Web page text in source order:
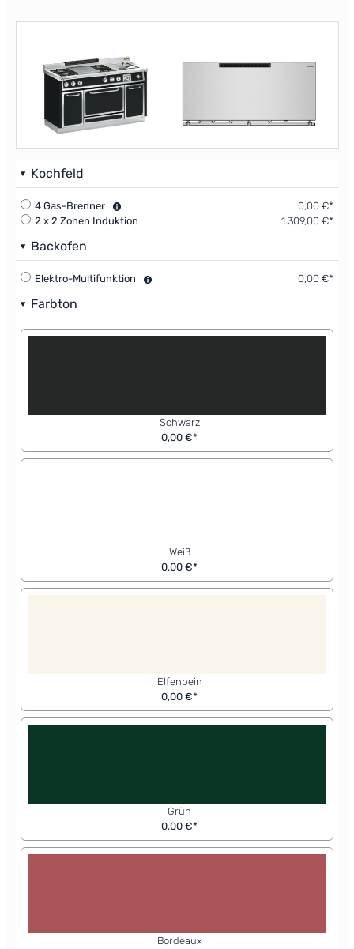
Kochfeld
4 Gas-Brenner
0,00 €*
2 x 2 Zonen Induktion
1.309,00 €*
Backofen
Elektro-Multifunktion 0,00 €*
Farbton
Schwarz
0,00 €*
Weiß
0,00 €*
Elfenbein
0,00 €*
Grün
0,00 €*
Bordeaux